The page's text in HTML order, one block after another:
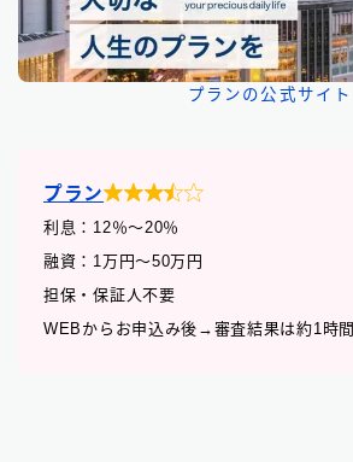
プランの公式サイト
プラン
利息：12％〜20％
融資：1万円〜50万円
担保・保証人不要
WEBからお申込み後→審査結果は約1時間